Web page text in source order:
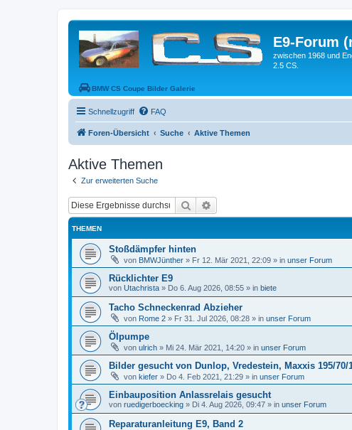
E9-Forum
zwischen 1968 und
2.5 CS.
BMW CS Coupe Bilder Galerie
Schnellzugriff FAQ
Foren-Übersicht Suche Aktive Themen
Aktive Themen
Zur erweiterten Suche
Suche
THEMEN
Stoßdämpfer hinten
von BMWJünther » Fr 12. Mär 2021, 22:09 » in unser Forum
Rücklichter E9
von Utachrista » Do 6. Aug 2026, 08:55 » in biete
Tacho Schneckenrad Abzieher
von Rome 2 » Fr 31. Jul 2026, 08:28 » in unser Forum
Ölpumpe
von ulrich » Mi 24. Mär 2021, 14:20 » in unser Forum
Bilder gesucht von Dunlop, Vredestein, Maxxis 195/70/
von kiefer » Do 4. Feb 2021, 21:29 » in unser Forum
Einbauposition Anlassrelais gesucht
von ruedigerboecking » Di 4. Aug 2026, 09:47 » in unser Forum
Reparaturanleitung E9, Band 2